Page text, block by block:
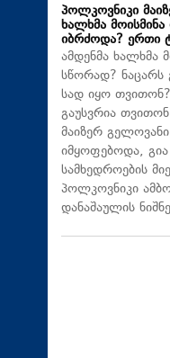
პოლკოვნიკი
ხალხმა
იბრძოდა? ერთი
ამდენმა ხალხმა
სწორად? ნაცარს
სად იყო
გაუსვრია
მაიზერ
იმყოფებოდა, გია
სამხედროების
პოლკოვნიკი
დანაშაულის